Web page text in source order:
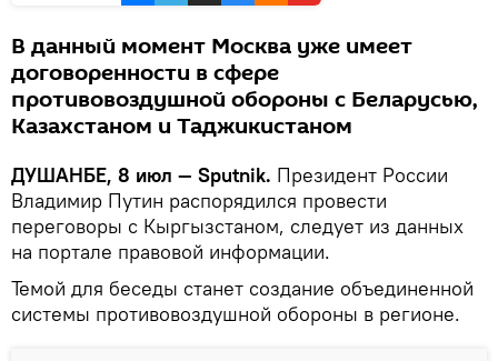
В данный момент Москва уже имеет
договоренности в сфере
противовоздушной обороны с Беларусью,
Казахстаном и Таджикистаном
ДУШАНБЕ, 8 июл — Sputnik. Президент России
Владимир Путин распорядился провести
переговоры с Кыргызстаном, следует из данных
на портале правовой информации.
Темой для беседы станет создание объединенной
системы противовоздушной обороны в регионе.